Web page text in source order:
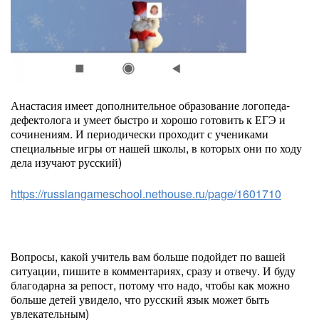
Анастасия имеет дополнительное образование логопеда-
дефектолога и умеет быстро и хорошо готовить к ЕГЭ и
сочинениям. И периодически проходит с учениками
специальные игры от нашей школы, в которых они по ходу
дела изучают русский)
https://russiangameschool.nethouse.ru/page/1601710
Вопросы, какой учитель вам больше подойдет по вашей
ситуации, пишите в комментариях, сразу и отвечу. И буду
благодарна за репост, потому что надо, чтобы как можно
больше детей увидело, что русский язык может быть
увлекательным)